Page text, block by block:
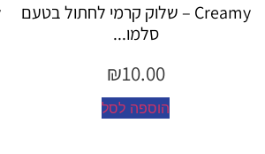
Creamy – שלוק קרמי לחתול בטעם
סלמו...
₪10.00
הוספה לסל